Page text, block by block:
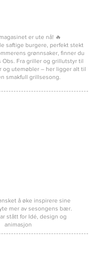
er ute nå! 🔥
saftige burgere, perfekt stekt
grønnsaker, finner du
Obs. Fra griller og grillutstyr til
og utemøbler – her ligger alt til
smakfull grillsesong.
å øke inspirere sine
mer av sesongens bær.
stått for Idé, design og
animasjon